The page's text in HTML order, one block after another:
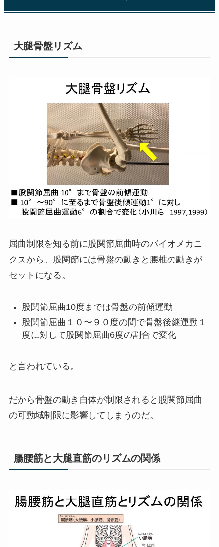
大腿骨盤リズム
屈曲制限を知る前に股関節屈曲時のバイオメカニ
クスから。股関節には骨盤の動きと腰椎の動きが
セットになる。
股関節屈曲10度までは骨盤の前傾運動
股関節屈曲１０〜９０度の間で骨盤後継運動１
度に対して股関節屈曲6度の割合で変化
と言われている。
だから骨盤の動き自体が制限されると股関節屈曲
の可動域制限に影響してしまうのだ。
腸腰筋と大腿直筋のリズムの関係